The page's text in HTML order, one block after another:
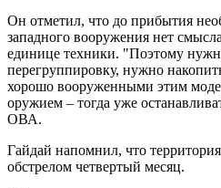
Он отметил, что до прибытия
западного вооружения нет
единице техники. "Поэтому
перегруппировку, нужно
хорошо вооруженными этим
оружием – тогда уже
ОВА.
Гайдай напомнил, что
обстрелом четвертый месяц.